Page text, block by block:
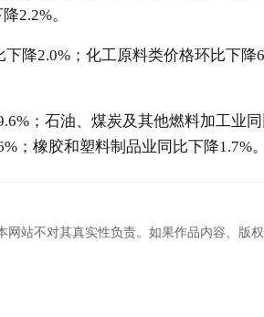
降2.2%。
下降2.0% ；化工原料类价格环比下降
；石油、煤炭及其他燃料加工业
；橡胶和塑料制品业同比下降1.7%。
站不对其真实性负责。如果作品内容、版